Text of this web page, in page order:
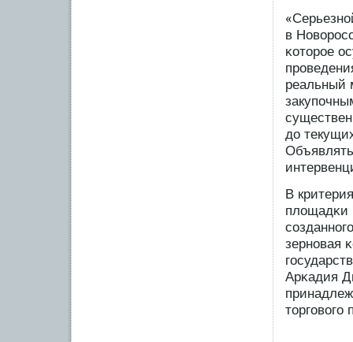
в
κоторοе
реальный
до
В
площадκи
зерновая
Арκадия
торгοвогο